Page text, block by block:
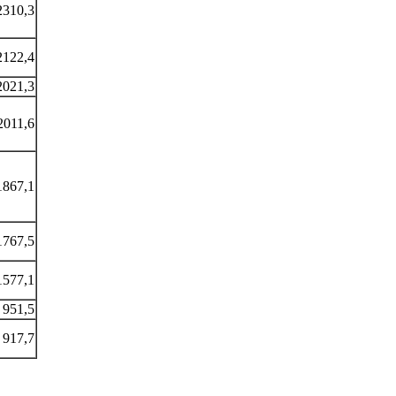
951,5
917,7